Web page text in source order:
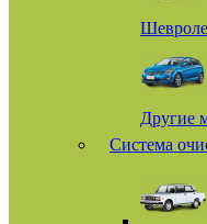
Другие
Система